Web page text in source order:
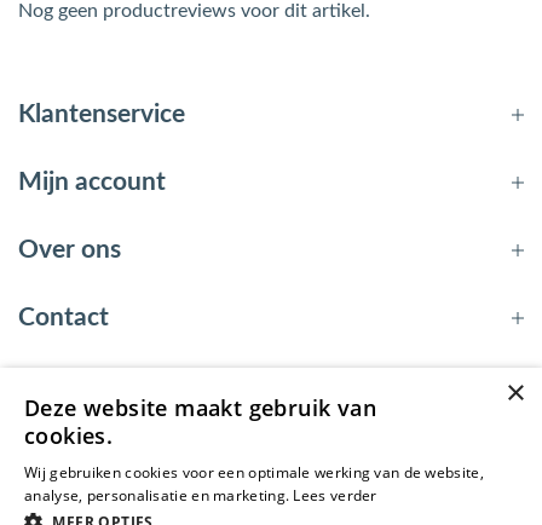
Nog geen productreviews voor dit artikel.
Klantenservice
Mijn account
Over ons
Contact
© 2026 - EnergyBy
×
Deze website maakt gebruik van
cookies.
Wij gebruiken cookies voor een optimale werking van de website,
analyse, personalisatie en marketing. Lees verder